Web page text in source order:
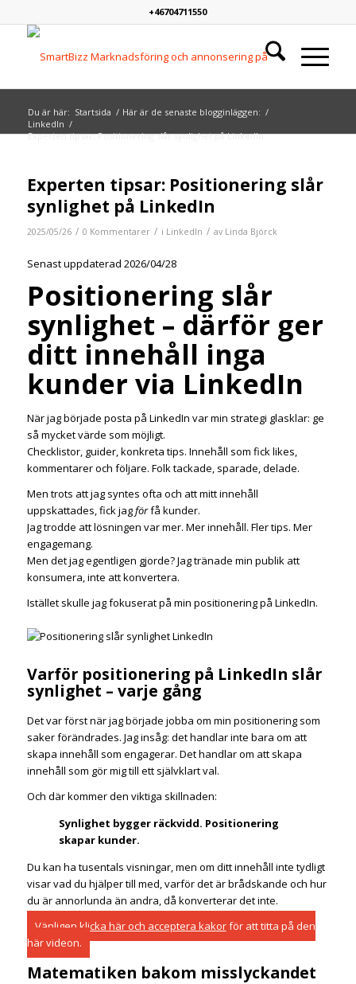
+46704711550
Du är här: Startsida / Här är de senaste blogginläggen: /
LinkedIn /
Experten tipsar: Positionering slår synlighet på LinkedIn
Experten tipsar: Positionering slår
synlighet på LinkedIn
2025/05/26 / 0 Kommentarer / i LinkedIn / av Linda Björck
Senast uppdaterad 2026/04/28
Positionering slår
synlighet – därför ger
ditt innehåll inga
kunder via LinkedIn
När jag började posta på LinkedIn var min strategi glasklar: ge
så mycket värde som möjligt.
Checklistor, guider, konkreta tips. Innehåll som fick likes,
kommentarer och följare. Folk tackade, sparade, delade.
Men trots att jag syntes ofta och att mitt innehåll
uppskattades, fick jagförfå kunder.
Jag trodde att lösningen var mer. Mer innehåll. Fler tips. Mer
engagemang.
Men det jag egentligen gjorde? Jag tränade min publik att
konsumera, inte att konvertera.
Istället skulle jag fokuserat på min positionering på LinkedIn.
Varför positionering på LinkedIn slår
synlighet – varje gång
Det var först när jag började jobba om min positionering som
saker förändrades. Jag insåg: det handlar inte bara om att
skapa innehåll som engagerar. Det handlar om att skapa
innehåll som gör mig till ett självklart val.
Och där kommer den viktiga skillnaden:
Synlighet bygger räckvidd. Positionering
skapar kunder.
Du kan ha tusentals visningar, men om ditt innehåll inte tydligt
visar vad du hjälper till med, varför det är brådskande och hur
du är annorlunda än andra, då konverterar det inte.
Vänligen klicka här och acceptera kakorför att titta på den
här videon.
Matematiken bakom misslyckandet